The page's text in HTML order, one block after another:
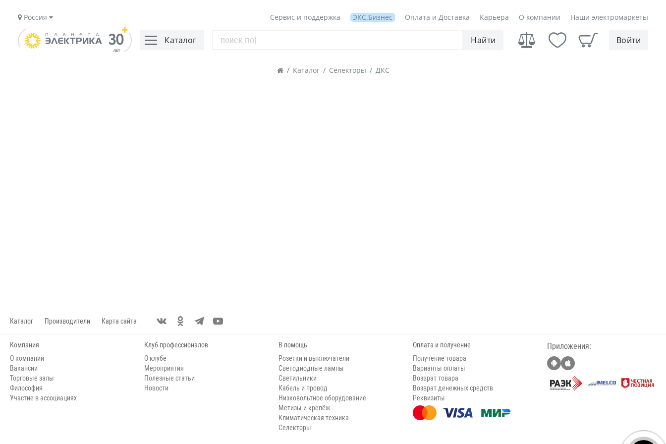
Россия Сервис и поддержка ЭКС.Бизнес Оплата и Доставка Карьера О компании Наши электромаркеты
Каталог Найти Войти
/ Каталог / Селекторы / ДКС
Каталог Производители Карта сайта
Компания
О компании
Вакансии
Торговые залы
Философия
Участие в ассоциациях
Клуб профессионалов
О клубе
Мероприятия
Полезные статьи
Новости
В помощь
Розетки и выключатели
Светодиодные лампы
Светильники
Кабель и провод
Низковольтное оборудование
Метизы и крепёж
Климатическая техника
Селекторы
Оплата и получение
Получение товара
Варианты оплаты
Возврат товара
Возврат денежных средств
Реквизиты
Приложения: